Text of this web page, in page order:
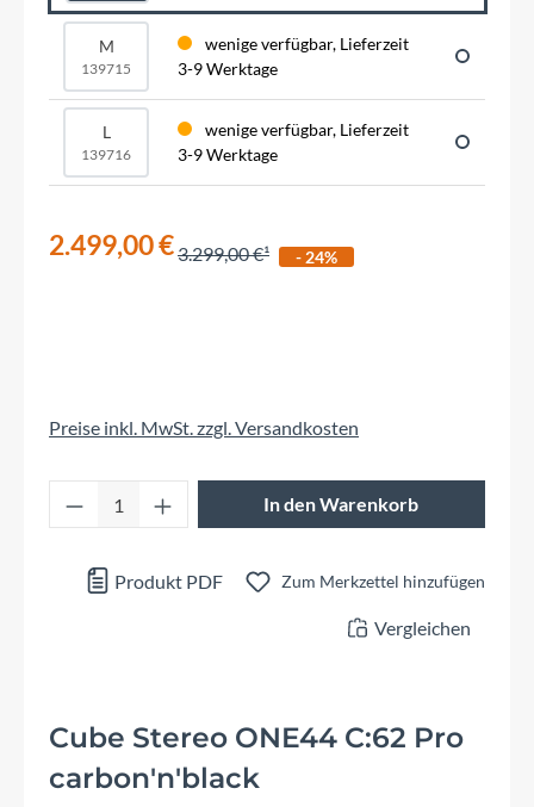
M
139715
wenige verfügbar, Lieferzeit
3-9 Werktage
L
139716
wenige verfügbar, Lieferzeit
3-9 Werktage
2.499,00 €3.299,00 € - 24%
Preise inkl. MwSt. zzgl. Versandkosten
Produkt Anzahl: Gib den gewünschten
In den Warenkorb
Produkt PDF Zum Merkzettel hinzufügen
Vergleichen
Cube Stereo ONE44 C:62 Pro
carbon'n'black